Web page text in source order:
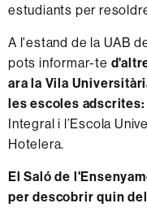
estudiants per
A l'estand de la UAB
pots informar-te
ara la Vila
les escoles adscrites:
Integral i l’Escola
Hotelera.
El Saló de
per descobrir quin